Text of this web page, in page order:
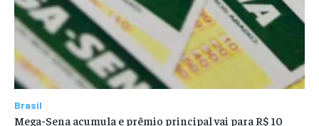
Brasil
Mega-Sena acumula e prêmio principal vai para R$ 10